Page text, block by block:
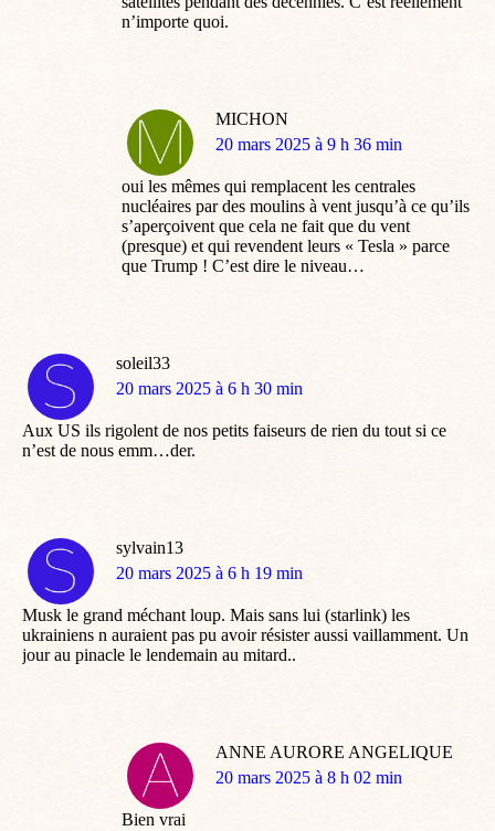
n’importe quoi.
MICHON
dit
20 mars 2025 à 9 h 36 min
oui les mêmes qui remplacent les centrales
nucléaires par des moulins à vent jusqu’à ce qu’ils
s’aperçoivent que cela ne fait que du vent
(presque) et qui revendent leurs « Tesla » parce
que Trump ! C’est dire le niveau…
soleil33
dit
20 mars 2025 à 6 h 30 min
Aux US ils rigolent de nos petits faiseurs de rien du tout si ce
n’est de nous emm…der.
sylvain13
dit
20 mars 2025 à 6 h 19 min
Musk le grand méchant loup. Mais sans lui (starlink) les
ukrainiens n auraient pas pu avoir résister aussi vaillamment. Un
jour au pinacle le lendemain au mitard..
ANNE AURORE ANGELIQUE
dit
20 mars 2025 à 8 h 02 min
Bien vrai